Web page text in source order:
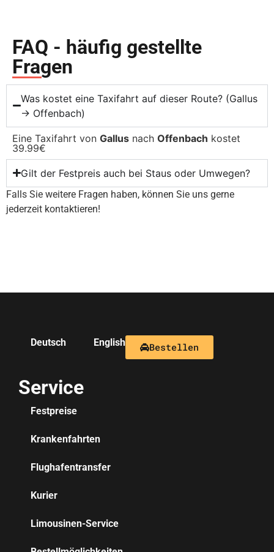
FAQ - häufig gestellte
Fragen
Was kostet eine Taxifahrt auf dieser Route? (Gallus
→ Offenbach)
Eine Taxifahrt von Gallus nach Offenbach kostet
39.99€
Gilt der Festpreis auch bei Staus oder Umwegen?
Falls Sie weitere Fragen haben, können Sie uns gerne
jederzeit kontaktieren!
Deutsch English Bestellen
Service
Festpreise
Krankenfahrten
Flughafentransfer
Kurier
Limousinen-Service